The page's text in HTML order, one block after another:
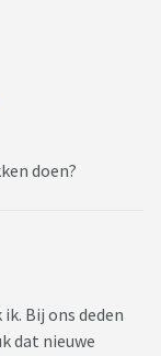
doen?
Bij ons deden
dat nieuwe